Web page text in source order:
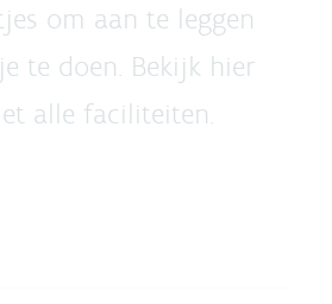
om aan te leggen
te doen. Bekijk hier
alle faciliteiten.